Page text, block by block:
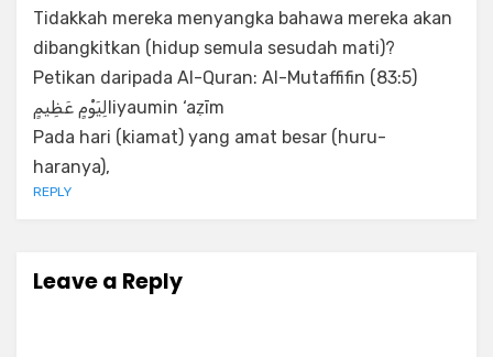
Tidakkah mereka menyangka bahawa mereka akan
dibangkitkan (hidup semula sesudah mati)?
Petikan daripada Al-Quran: Al-Mutaffifin (83:5)
لِيَوْمٍ عَظِيمٍliyaumin ‘aẓīm
Pada hari (kiamat) yang amat besar (huru-
haranya),
REPLY
Leave a Reply